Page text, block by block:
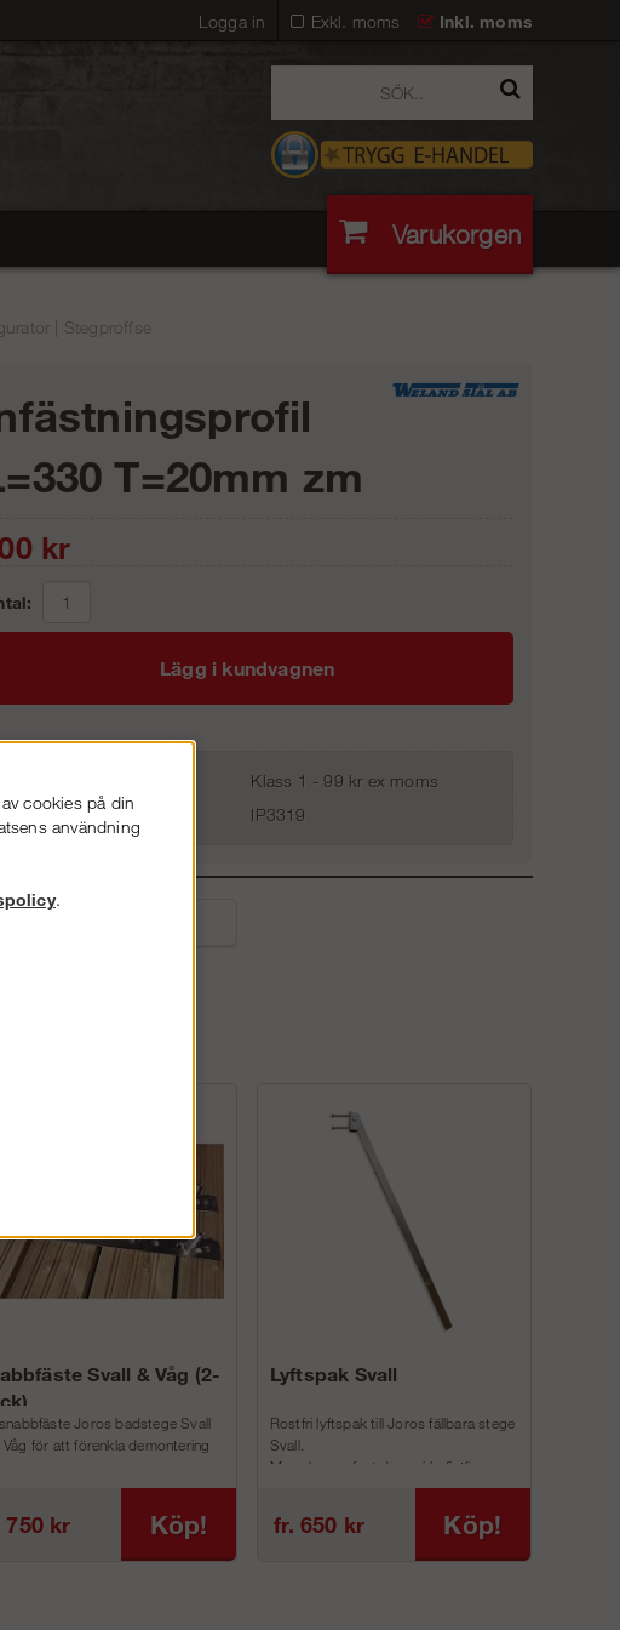
Exkl. moms Inkl. moms
Logga in
Varukorgen
| Stegproffse
T=20mm zm
kr
Lägg i kundvagnen
Klass 1 - 99 kr ex moms
IP3319
Svall & Våg (2-
Joros badstege Svall
för att förenkla demontering
750 kr Köp!
Lyftspak Svall
Rostfri lyftspak till Joros fällbara stege
Svall.
Man skruvar fast denna i befintliga
fr. 650 kr Köp!
cookies på din
användning
.